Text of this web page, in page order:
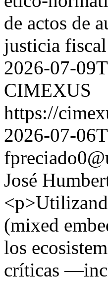
de actos de
justicia
2026-07-
CIMEXUS
https://
2026-07-
José
(mixed
los
críticas